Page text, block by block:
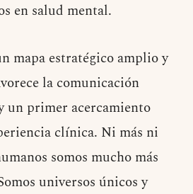
en salud mental.
mapa estratégico amplio y
la comunicación
primer acercamiento
clínica. Ni más ni
somos mucho más
universos únicos y